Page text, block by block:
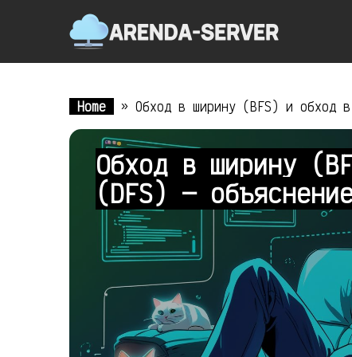
Home » Обход в ширину (BFS) и обход
Обход в ширину
(DFS) —